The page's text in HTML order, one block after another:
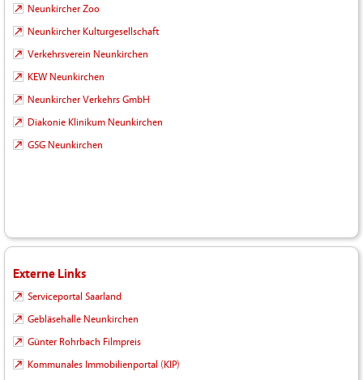
Neunkircher Zoo
Neunkircher Kulturgesellschaft
Verkehrsverein Neunkirchen
KEW Neunkirchen
Neunkircher Verkehrs GmbH
Diakonie Klinikum Neunkirchen
GSG Neunkirchen
Externe Links
Serviceportal Saarland
Gebläsehalle Neunkirchen
Günter Rohrbach Filmpreis
Kommunales Immobilienportal (KIP)